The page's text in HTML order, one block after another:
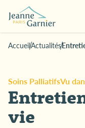
AccueilActualités
Soins PalliatifsVu
vie